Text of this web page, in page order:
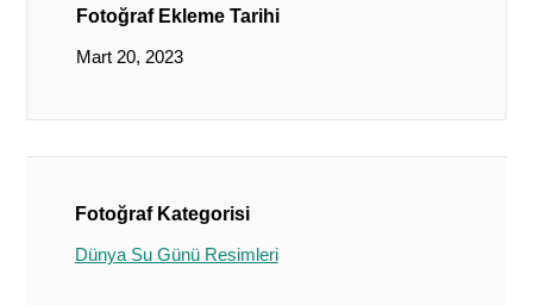
Fotoğraf Ekleme Tarihi
Mart 20, 2023
Fotoğraf Kategorisi
Dünya Su Günü Resimleri